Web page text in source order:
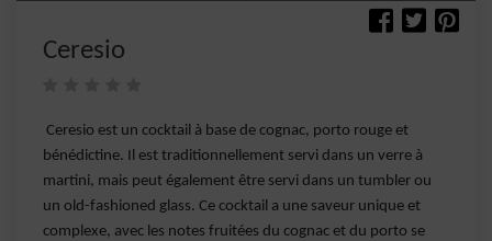
Ceresio
Ceresio est un cocktail à base de cognac, porto rouge et
bénédictine. Il est traditionnellement servi dans un verre à
martini, mais peut également être servi dans un tumbler ou
un old-fashioned glass. Ce cocktail a une saveur unique et
complexe, avec les notes fruitées du cognac et du porto se